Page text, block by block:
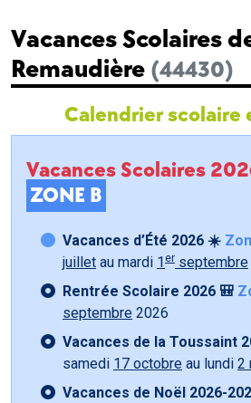
Vacances Scolaires
Remaudière (44430)
Calendrier scolaire
Vacances Scolaires
ZONE B
Vacances d’Été 2026 ☀️
juillet au mardi 1 er septembre
Rentrée Scolaire 2026 🎒
septembre 2026
Vacances de la Toussaint
samedi 17 octobre au lundi 2
Vacances de Noël 2026-